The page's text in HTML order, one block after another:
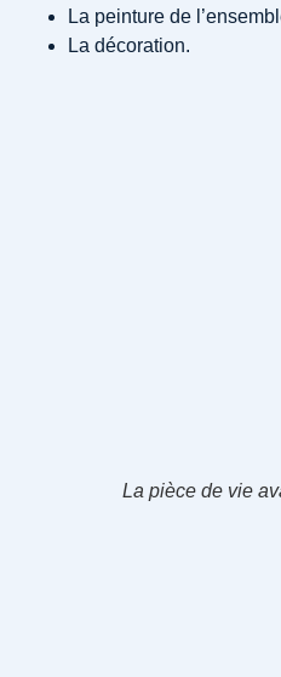
La peinture de
La décoration.
La pièce de vie